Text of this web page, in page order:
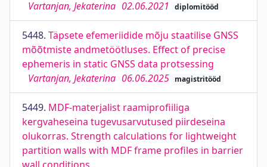
Vartanjan, Jekaterina 02.06.2021 diplomitööd
5448. Täpsete efemeriidide mõju staatilise GNSS
mõõtmiste andmetöötluses. Effect of precise
ephemeris in static GNSS data protsessing
Vartanjan, Jekaterina 06.06.2025 magistritööd
5449. MDF-materjalist raamiprofiiliga
kergvaheseina tugevusarvutused piirdeseina
olukorras. Strength calculations for lightweight
partition walls with MDF frame profiles in barrier